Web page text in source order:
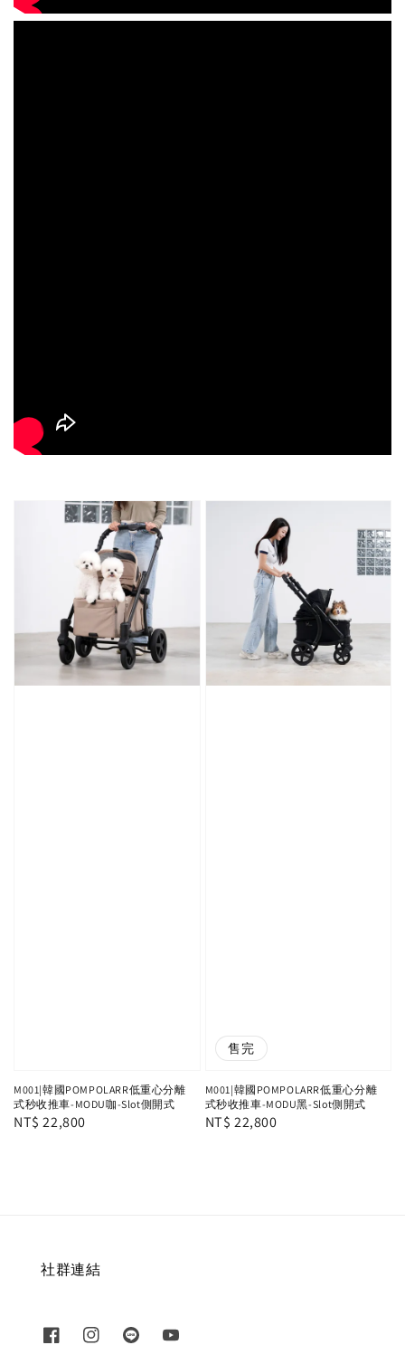
M001|韓國POMPOLARR低重心分離
式秒收推車-MODU咖-Slot側開式
Regular
NT$ 22,800
售完
M001|韓國POMPOLARR低重心分離
式秒收推車-MODU黑-Slot側開式
Regular
NT$ 22,800
社群連結